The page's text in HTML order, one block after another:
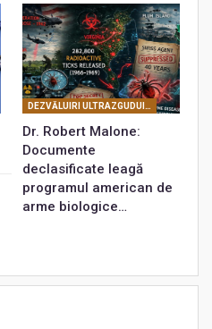
DEZVĂLUIRI ULTRAZGUDUITOARE REFERITOARE LA PLANURILE FRANCMASONERIEI MONDIALE
Dr. Robert Malone:
Documente
declasificate leagă
programul american de
arme biologice…